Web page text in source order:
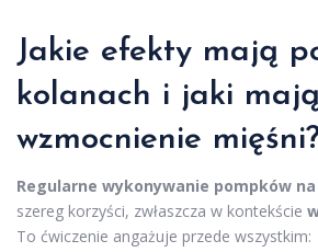
Jakie efekty mają
kolanach i jaki
wzmocnienie
Regularne wykonywanie pompków
szereg korzyści, zwłaszcza w kontekście
To ćwiczenie angażuje przede wszystkim: